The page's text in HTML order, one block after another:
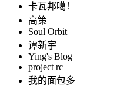
卡瓦邦噶！
高策
Soul Orbit
谭新宇
Ying's Blog
project rc
我的面包多